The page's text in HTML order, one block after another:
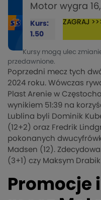
Motor wygra
Kurs:
1.50
ZAGRAJ
Kursy mogą ulec
przedawnione.
Poprzedni mecz tych
2024 roku. Wówczas
Plast Arenie w
wynikiem 51:39 na
Lublina byli Dominik
(12+2) oraz Fredrik
pokonanych
Madsen (12).
(3+1) czy Maksym
Promocje